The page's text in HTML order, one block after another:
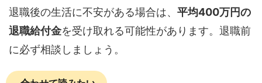
退職後の生活に不安がある場合は、 平均400万円の
退職給付金を受け取れる可能性があります。退職前
に必ず相談しましょう。